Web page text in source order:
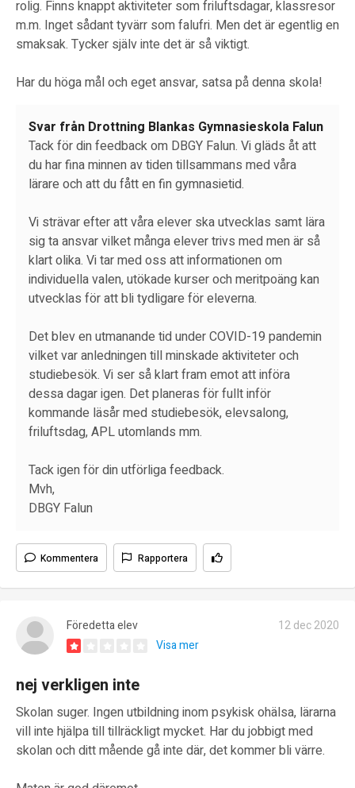
rolig. Finns knappt aktiviteter som friluftsdagar, klassresor
m.m. Inget sådant tyvärr som falufri. Men det är egentlig en
smaksak. Tycker själv inte det är så viktigt.
Har du höga mål och eget ansvar, satsa på denna skola!
Svar från Drottning Blankas Gymnasieskola Falun
Tack för din feedback om DBGY Falun. Vi gläds åt att
du har fina minnen av tiden tillsammans med våra
lärare och att du fått en fin gymnasietid.
Vi strävar efter att våra elever ska utvecklas samt lära
sig ta ansvar vilket många elever trivs med men är så
klart olika. Vi tar med oss att informationen om
individuella valen, utökade kurser och meritpoäng kan
utvecklas för att bli tydligare för eleverna.
Det blev en utmanande tid under COVID-19 pandemin
vilket var anledningen till minskade aktiviteter och
studiebesök. Vi ser så klart fram emot att införa
dessa dagar igen. Det planeras för fullt inför
kommande läsår med studiebesök, elevsalong,
friluftsdag, APL utomlands mm.
Tack igen för din utförliga feedback.
Mvh,
DBGY Falun
Kommentera Rapportera
Föredetta elev
12 dec 2020
Visa mer
nej verkligen inte
Skolan suger. Ingen utbildning inom psykisk ohälsa, lärarna
vill inte hjälpa till tillräckligt mycket. Har du jobbigt med
skolan och ditt mående gå inte där, det kommer bli värre.